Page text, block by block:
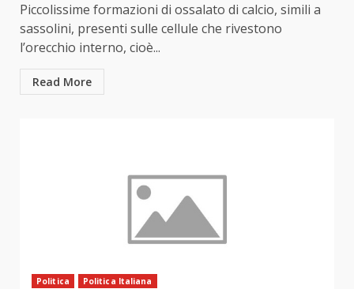
Piccolissime formazioni di ossalato di calcio, simili a
sassolini, presenti sulle cellule che rivestono
l’orecchio interno, cioè...
Read More
Politica Politica Italiana